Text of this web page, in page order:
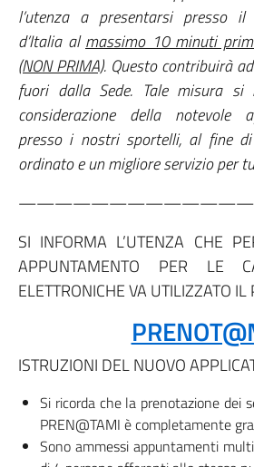
l’utenza a presentarsi presso il
d’Italia almassimo 10 minuti
(NON PRIMA). Questo contribuirà
fuori dalla Sede. Tale misura si
considerazione della notevole
presso i nostri sportelli, al fine
ordinato e un migliore servizio per
SI INFORMA L’UTENZA CHE
APPUNTAMENTO PER LE
ELETTRONICHE VA UTILIZZATO IL
ISTRUZIONI DEL NUOVO
Si ricorda che la prenotazione dei
PREN@TAMI è completamente
Sono ammessi appuntamenti